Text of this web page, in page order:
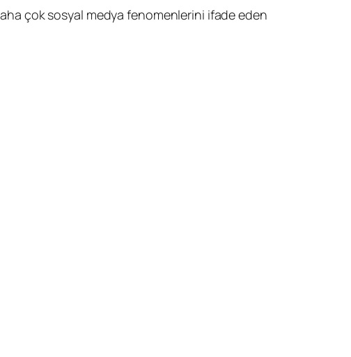
çok sosyal medya fenomenlerini ifade eden